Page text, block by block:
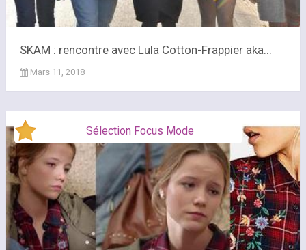
SKAM : rencontre avec Lula Cotton-Frappier aka...
Mars 11, 2018
Sélection Focus Mode